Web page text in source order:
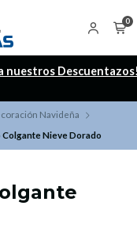
0
Descuentazos!
Navideña
Nieve Dorado